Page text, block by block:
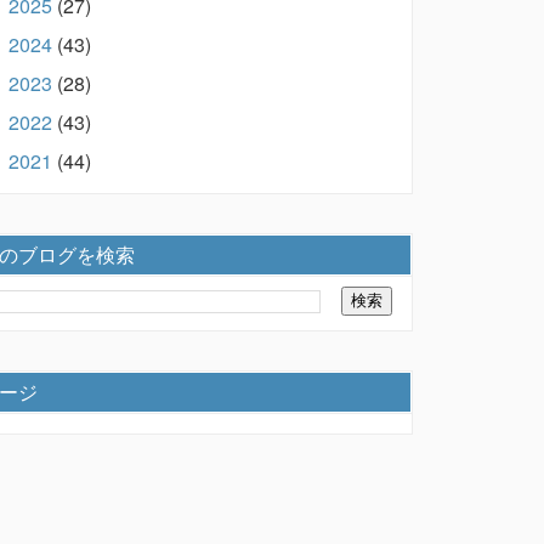
2024 (43)
2023 (28)
2022 (43)
2021 (44)
ブログを検索
ジ